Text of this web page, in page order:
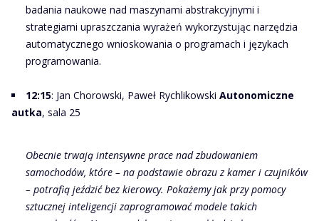
badania naukowe nad maszynami abstrakcyjnymi i
strategiami upraszczania wyrażeń wykorzystując narzędzia
automatycznego wnioskowania o programach i językach
programowania.
12:15: Jan Chorowski, Paweł Rychlikowski Autonomiczne
autka, sala 25
Obecnie trwają intensywne prace nad zbudowaniem
samochodów, które – na podstawie obrazu z kamer i czujników
– potrafią jeździć bez kierowcy. Pokażemy jak przy pomocy
sztucznej inteligencji zaprogramować modele takich